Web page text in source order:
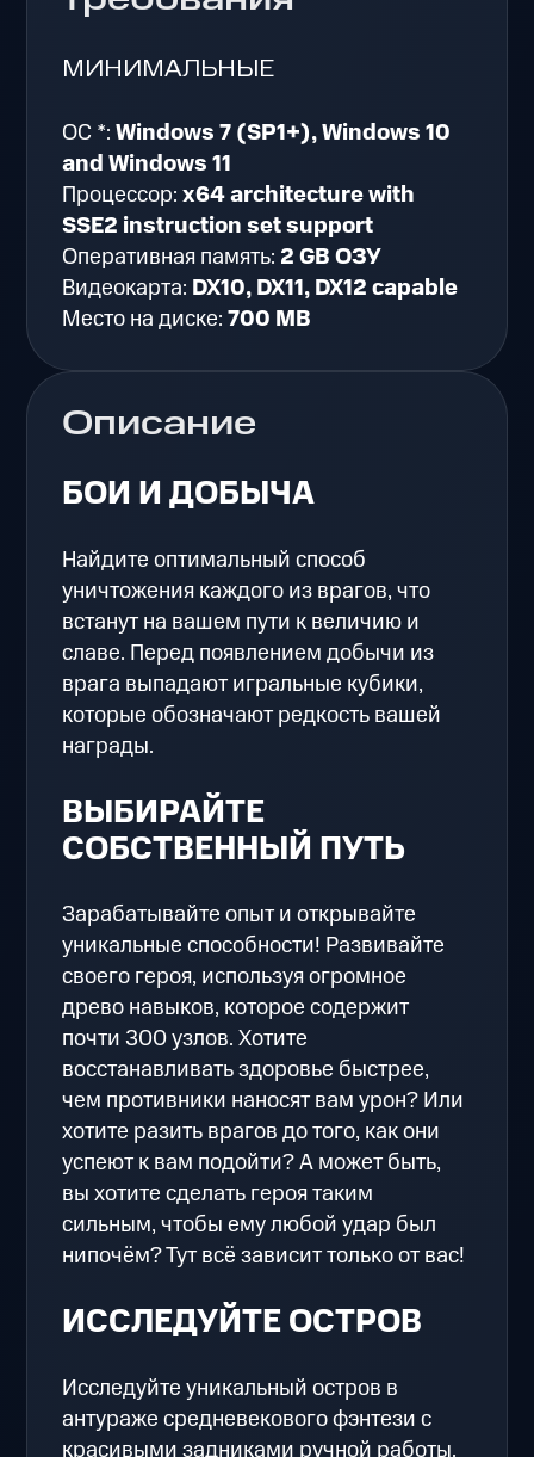
Описание
БОИ И ДОБЫЧА
Найдите оптимальный способ
уничтожения каждого из врагов, что
встанут на вашем пути к величию и
славе. Перед появлением добычи из
врага выпадают игральные кубики,
которые обозначают редкость вашей
награды.
ВЫБИРАЙТЕ
СОБСТВЕННЫЙ ПУТЬ
Зарабатывайте опыт и открывайте
уникальные способности! Развивайте
своего героя, используя огромное
древо навыков, которое содержит
почти 300 узлов. Хотите
восстанавливать здоровье быстрее,
чем противники наносят вам урон? Или
хотите разить врагов до того, как они
успеют к вам подойти? А может быть,
вы хотите сделать героя таким
сильным, чтобы ему любой удар был
нипочём? Тут всё зависит только от вас!
ИССЛЕДУЙТЕ ОСТРОВ
Исследуйте уникальный остров в
антураже средневекового фэнтези с
МИНИМАЛЬНЫЕ
ОС *:Windows 7 (SP1+), Windows 10
and Windows 11
Процессор:x64 architecture with
SSE2 instruction set support
Оперативная память: 2 GB ОЗУ
Видеокарта: DX10, DX11, DX12 capable
Место на диске:700 MB